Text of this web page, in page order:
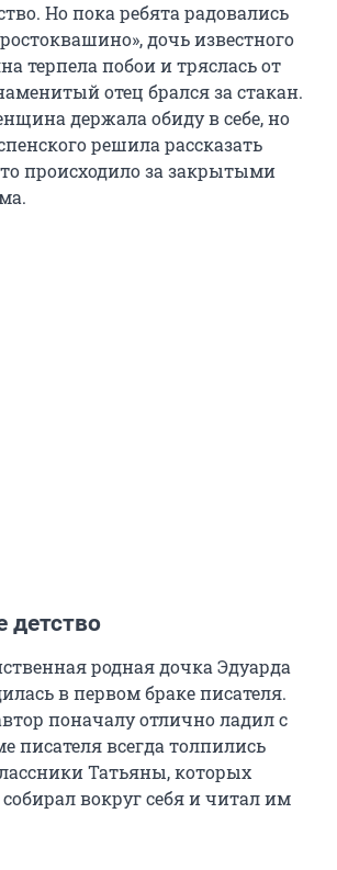
Но пока ребята радовались
дочь известного
терпела побои и тряслась от
отец брался за стакан.
держала обиду в себе, но
решила рассказать
происходило за закрытыми
детство
родная дочка Эдуарда
в первом браке писателя.
поначалу отлично ладил с
писателя всегда толпились
Татьяны, которых
собирал вокруг себя и читал им